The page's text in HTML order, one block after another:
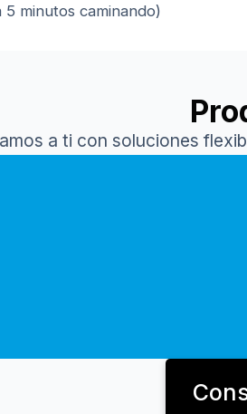
minutos caminando)
a ti con soluciones